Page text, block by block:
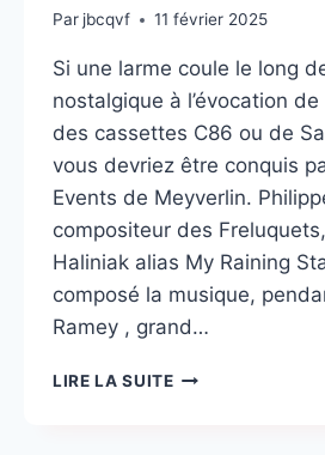
Par jbcqvf 11 février 2025
Si une larme coule le long
nostalgique à l’évocation
des cassettes C86 ou de
vous devriez être conquis
Events de Meyverlin.
compositeur des
Haliniak alias My Raining
composé la musique,
Ramey , grand…
LIRE LA SUITEMEYVERLIN